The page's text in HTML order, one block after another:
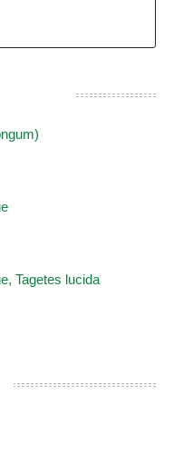
Tagetes lucida